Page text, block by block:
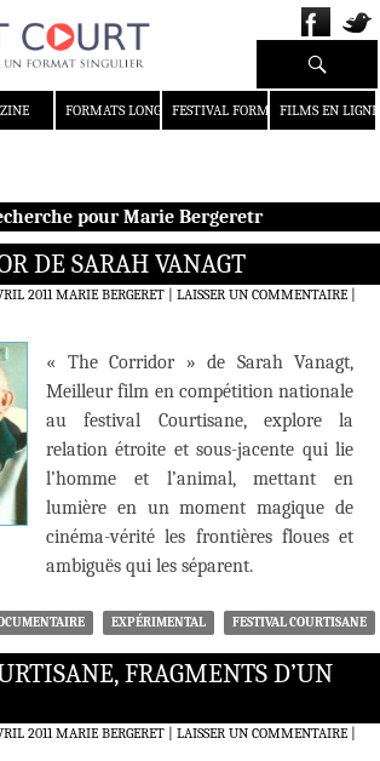
FORMATS LONGS FESTIVAL FORMAT COURT
FILMS EN LIGNE
Recherche
pour Marie Bergeretr
DE SARAH VANAGT
2011 MARIE BERGERET LAISSER UN COMMENTAIRE|
« The Corridor » de Sarah Vanagt,
Meilleur film en compétition nationale
au festival Courtisane, explore la
relation étroite et sous-jacente qui lie
l’homme et l’animal, mettant en
lumière en un moment magique de
cinéma-vérité les frontières floues et
ambiguës qui les séparent.
EXPÉRIMENTAL FESTIVAL COURTISANE
FRAGMENTS D’UN
2011 MARIE BERGERET LAISSER UN COMMENTAIRE|